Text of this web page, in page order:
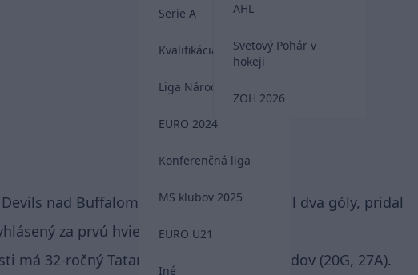
Serie A
Kvalifikácia MS 2026
Liga Národov
EURO 2024
Konferenčná liga
MS klubov 2025
EURO U21
Iné
AHL
Svetový Pohár v
hokeji
ZOH 2026
nad Buffalom Sabres 6:2 zaznamenal dva góly, pridal
za prvú hviezdu stretnutia.
má 32-ročný Tatar na konte konte 47 bodov (20G, 27A).